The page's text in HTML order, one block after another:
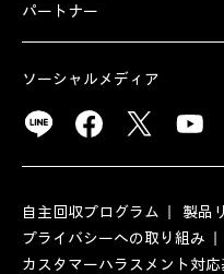
パートナー
ソーシャルメディア
自主回収プログラム
製品
プライバシーへの取り組み
カスタマーハラスメント対